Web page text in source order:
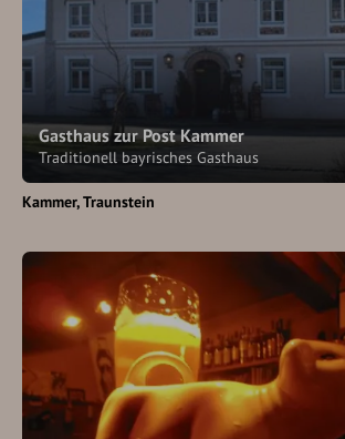
Gasthaus zur Post Kammer
Traditionell bayrisches Gasthaus
Kammer Traunstein